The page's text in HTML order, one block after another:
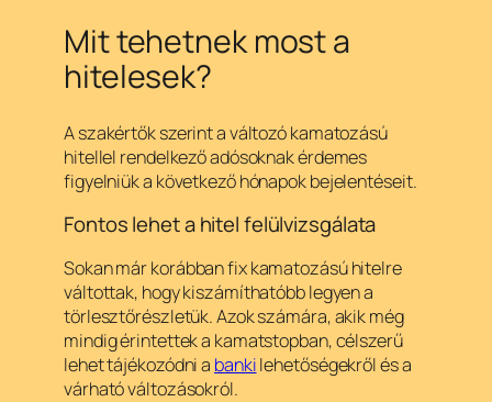
Mit tehetnek most a
hitelesek?
A szakértők szerint a változó kamatozású
hitellel rendelkező adósoknak érdemes
figyelniük a következő hónapok bejelentéseit.
Fontos lehet a hitel felülvizsgálata
Sokan már korábban fix kamatozású hitelre
váltottak, hogy kiszámíthatóbb legyen a
törlesztőrészletük. Azok számára, akik még
mindig érintettek a kamatstopban, célszerű
lehet tájékozódni a bankilehetőségekről és a
várható változásokról.